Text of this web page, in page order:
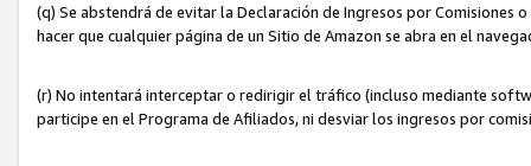
(q) Se abstendrá de evitar la Declaración de Ingresos por
hacer que cualquier página de un Sitio de Amazon se abra en el
(r) No intentará interceptar o redirigir el tráfico (incluso mediante
participe en el Programa de Afiliados, ni desviar los ingresos por